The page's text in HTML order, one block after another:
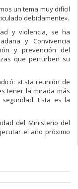
un tema muy difícil
debidamente».
y violencia, se ha
y Convivencia
y prevención del
que perturben su
«Esta reunión de
tener la mirada más
Esta es la
del Ministerio del
el año próximo